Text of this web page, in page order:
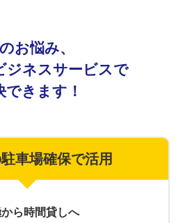
お悩み、
ジネスサービスで
できます！
車場確保で活用
から時間貸しへ